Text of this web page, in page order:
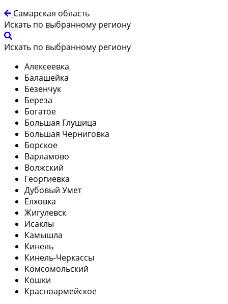
Самарская область
Искать по выбранному региону
Искать по выбранному региону
Алексеевка
Балашейка
Безенчук
Береза
Богатое
Большая Глушица
Большая Черниговка
Борское
Варламово
Волжский
Георгиевка
Дубовый Умет
Елховка
Жигулевск
Исаклы
Камышла
Кинель
Кинель-Черкассы
Комсомольский
Кошки
Красноармейское